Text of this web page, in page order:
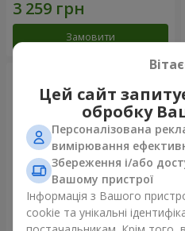
Замовити
Цей сайт
обробку
Персоналізована
вимірювання
Збереження і/або
Вашому пристрої
Інформація з Вашого
cookie та унікальні